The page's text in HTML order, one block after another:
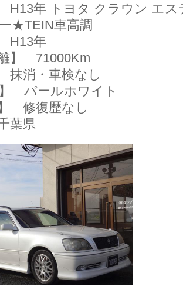
H13年 トヨタ クラウン エ
★TEIN車高調
H13年
離】 71000Km
抹消・車検なし
】 パールホワイト
】 修復歴なし
葉県